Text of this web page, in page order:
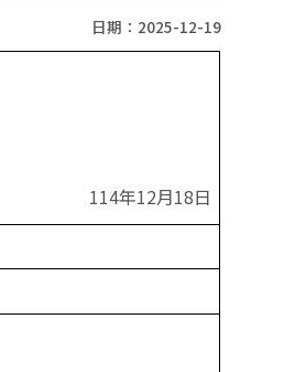
日期：2025-12-19
114年12月18日